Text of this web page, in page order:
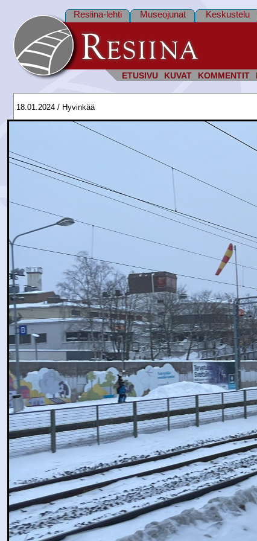
ETUSIVU KUVAT KOMMENTIT
Resiina-lehti Museojunat Keskustelu
18.01.2024 / Hyvinkää